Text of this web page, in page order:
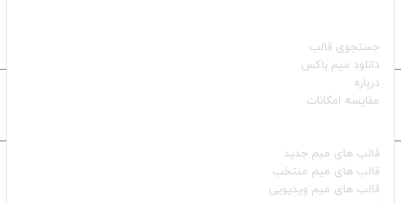
جستجوی قالب
دانلود میم باکس
درباره
مقایسه امکانات
قالب‌ های میم جدید
قالب‌ های میم منتخب
قالب‌ های میم ویدیویی